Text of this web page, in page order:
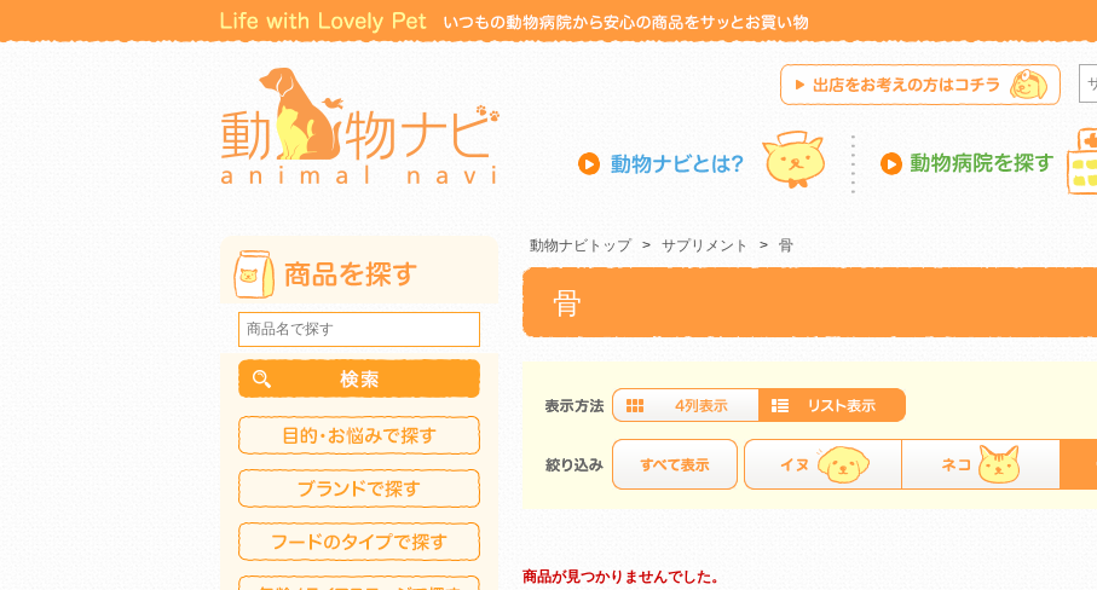
動物ナビトップ > サプリメント > 骨
骨
商品が見つかりませんでした。